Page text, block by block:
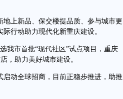
上新品、保交楼提品质、参与城市更
行动助力现代化新重庆建设。
市首批“现代社区”试点项目，重庆
，助力美好城市建设。
动全球招商，目前正稳步推进，助推